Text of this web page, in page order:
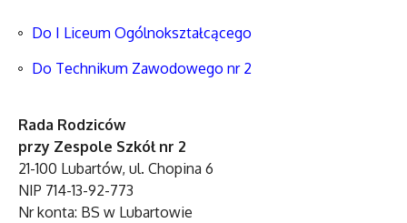
Do I Liceum Ogólnokształcącego
Do Technikum Zawodowego nr 2
Rada Rodziców
przy Zespole Szkół nr 2
21-100 Lubartów, ul. Chopina 6
NIP 714-13-92-773
Nr konta: BS w Lubartowie